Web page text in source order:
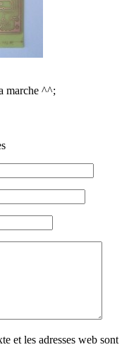
marche ^^;
et les adresses web sont